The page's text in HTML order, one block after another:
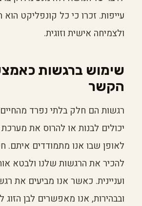
עייפות. זכרו כי כל קונפליקט
ולצמיחה אישית וזוגית.
שימוש ברגשות
הקשר
רגשות הם חלק בלתי נפרד מהחיים
יכולים לבנות או להרוס את
לאופן שבו אנו מתמודדים איתם.
להכיר את הרגשות שלנו ולבטא
ועניינית. כאשר אנו מביעים את
ובבהירות, אנו מאפשרים לבן הזוג